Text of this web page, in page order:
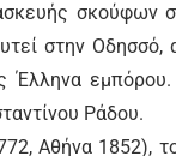
στην
Ράδου.
Αθήνα 1852),